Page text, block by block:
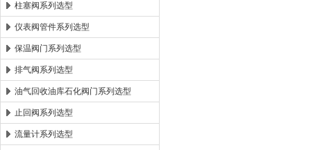
柱塞阀系列选型
仪表阀管件系列选型
保温阀门系列选型
排气阀系列选型
油气回收油库石化阀门系列选型
止回阀系列选型
流量计系列选型